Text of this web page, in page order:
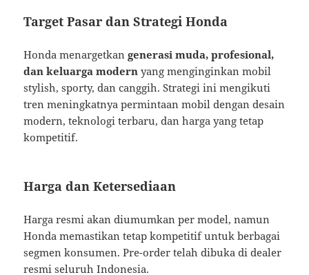
Target Pasar dan Strategi Honda
Honda menargetkangenerasi muda, profesional,
dan keluarga modern yang menginginkan mobil
stylish, sporty, dan canggih. Strategi ini mengikuti
tren meningkatnya permintaan mobil dengan desain
modern, teknologi terbaru, dan harga yang tetap
kompetitif.
Harga dan Ketersediaan
Harga resmi akan diumumkan per model, namun
Honda memastikan tetap kompetitif untuk berbagai
segmen konsumen. Pre-order telah dibuka di dealer
resmi seluruh Indonesia.